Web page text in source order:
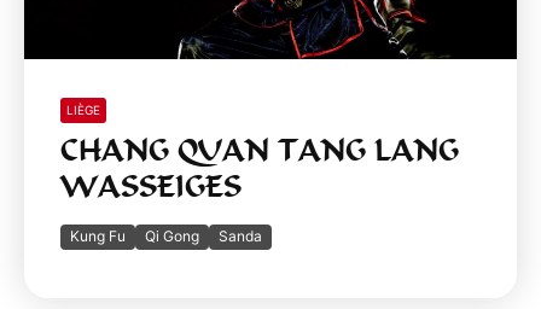
LIÈGE
CHANG QUAN TANG LANG
WASSEIGES
Kung Fu Qi Gong Sanda